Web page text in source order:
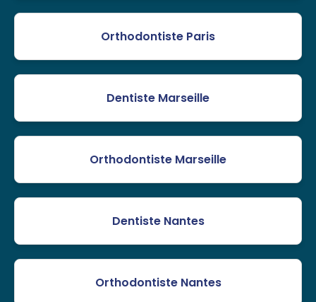
Orthodontiste Paris
Dentiste Marseille
Orthodontiste Marseille
Dentiste Nantes
Orthodontiste Nantes